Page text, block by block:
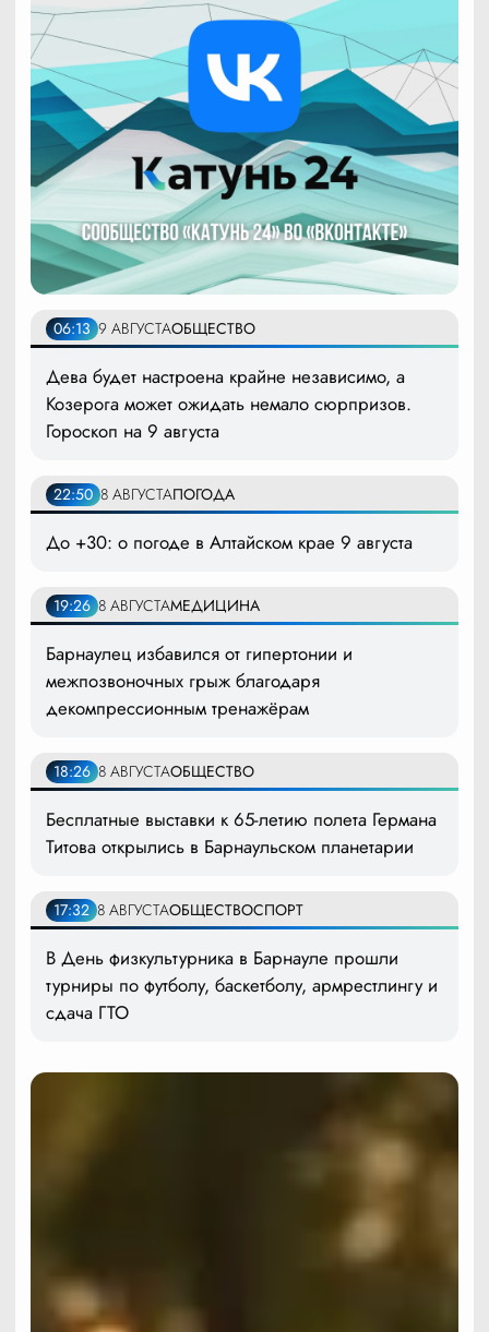
06:13 9 АВГУСТАОБЩЕСТВО
Дева будет настроена крайне независимо, а
Козерога может ожидать немало сюрпризов.
Гороскоп на 9 августа
22:50 8 АВГУСТАПОГОДА
До +30: о погоде в Алтайском крае 9 августа
19:26 8 АВГУСТАМЕДИЦИНА
Барнаулец избавился от гипертонии и
межпозвоночных грыж благодаря
декомпрессионным тренажёрам
18:26 8 АВГУСТАОБЩЕСТВО
Бесплатные выставки к 65-летию полета Германа
Титова открылись в Барнаульском планетарии
17:32 8 АВГУСТАОБЩЕСТВОСПОРТ
В День физкультурника в Барнауле прошли
турниры по футболу, баскетболу, армрестлингу и
сдача ГТО